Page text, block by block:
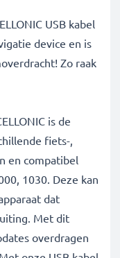
USB kabel
device en is
Zo raak
is de
fiets-,
en compatibel
1030. Deze kan
dat
Met dit
overdragen